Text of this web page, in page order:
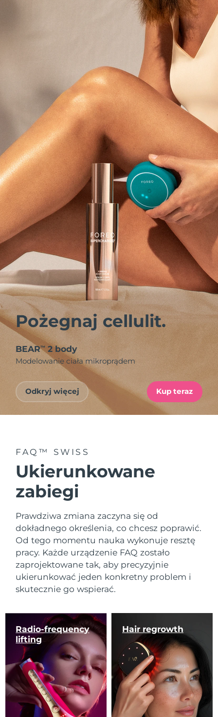
Pożegnaj cellulit.
BEAR™ 2 body
Modelowanie ciała mikroprądem
Odkryj więcej Kup teraz
FAQ™ SWISS
Ukierunkowane
zabiegi
Prawdziwa zmiana zaczyna się od
dokładnego określenia, co chcesz poprawić.
Od tego momentu nauka wykonuje resztę
pracy. Każde urządzenie FAQ zostało
zaprojektowane tak, aby precyzyjnie
ukierunkować jeden konkretny problem i
skutecznie go wspierać.
Radio-frequency
lifting
Hair regrowth